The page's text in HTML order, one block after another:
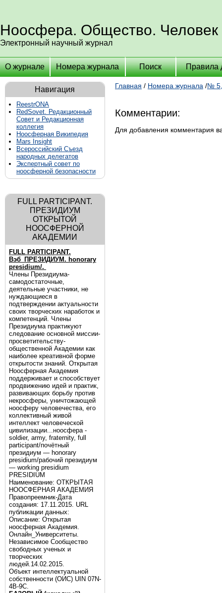
Ноосфера. Общество. Человек
Электронный научный журнал
О журнале Номера журнала Поиск Правила
Навигация
ReestrONA
RedSovet. Редакционный
Совет и Редакционная
коллегия
Ноосферная Википедия
Mars Insight
Всероссийский Съезд
народных делегатов
Экспертный совет по
ноосферной безопасности
FULL PARTICIPANT.
ПРЕЗИДИУМ
ОТКРЫТОЙ
НООСФЕРНОЙ
АКАДЕМИИ
FULL PARTICIPANT.
Вэб_ПРЕЗИДИУМ. honorary
presidium/.
Члены Президиума-
самодостаточные,
деятельные участники, не
нуждающиеся в
подтверждении актуальности
своих творческих наработок и
компетенций. Члены
Президиума практикуют
следование основной миссии-
просветительству-
общественной Академии как
наиболее креативной форме
открытости знаний. Открытая
Ноосферная Академия
поддерживает и способствует
продвижению идей и практик,
развивающих борьбу против
некросферы, уничтожающей
ноосферу человечества, его
коллективный живой
интеллект человеческой
цивилизации...ноосфера -
soldier, army, fraternity, full
participant/почётный
президиум — honorary
presidium/рабочий президиум
— working presidium
PRESIDIUM
Наименование: ОТКРЫТАЯ
НООСФЕРНАЯ АКАДЕМИЯ
Правопреемник-Дата
создания: 17.11.2015. URL
публикации данных:
Описание: Открытая
ноосферная Академия.
Онлайн_Университеты.
Независимое Сообщество
свободных ученых и
творческих
людей.14.02.2015.
Объект интеллектуальной
собственности (ОИС) UIN 07N-
4B-9C.
Главная / Номера журнала /№
Комментарии:
Для добавления комментария